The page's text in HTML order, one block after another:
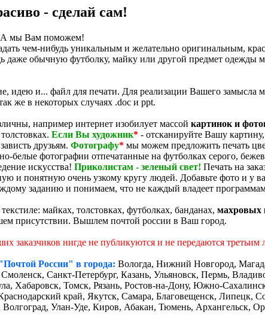
- сделай сам!
А мы Вам поможем!
чем-нибудь уникальным и желательно оригинальным,
даже обычную футболку, майку или другой предмет одежды
идею и... файл для печати. Для реализации Вашего
же в некоторых случаях .doc и ppt.
например интернет изобилует массой картинок и
Если Вы художник* - отсканируйте Вашу
друзьям. Фотографу* мы можем предложить печать
белые фотографии отпечатанные на футболках серого,
искусства! Приколистам - зеленый свет! Печать на
и понятную очень узкому кругу людей. Добавьте фото и у
заданию и понимаем, что не каждый владеет
майках, толстовках, футболках, банданах, махровых
присутствии. Вышлем почтой россии в Ваш город.
заказчиков нигде не публикуются и не передаются третьим
России" в города: Вологда, Нижний Новгород,
Смоленск, Санкт-Петербург, Казань, Ульяновск, Пермь,
Хабаровск, Томск, Рязань, Ростов-на-Дону, Южно-
край, Якутск, Самара, Благовещенск, Липецк,
Улан-Уде, Киров, Абакан, Тюмень, Архангельск,